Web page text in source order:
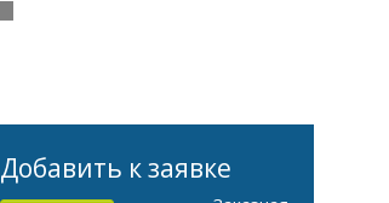
Добавить к заявке